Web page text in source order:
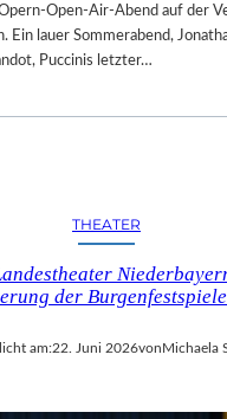
Open-Air-Abend auf der
Ein lauer Sommerabend,
Puccinis letzter…
THEATER
der
am:22. Juni 2026vonMichaela